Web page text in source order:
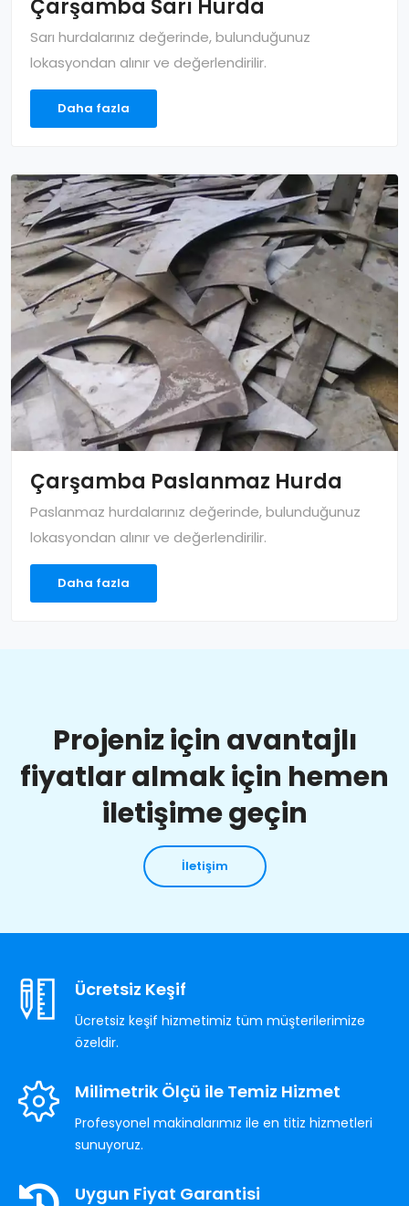
Çarşamba Sarı Hurda
Sarı hurdalarınız değerinde, bulunduğunuz
lokasyondan alınır ve değerlendirilir.
Daha fazla
Çarşamba Paslanmaz Hurda
Paslanmaz hurdalarınız değerinde, bulunduğunuz
lokasyondan alınır ve değerlendirilir.
Daha fazla
Projeniz için avantajlı
fiyatlar almak için hemen
iletişime geçin
İletişim
Ücretsiz Keşif
Ücretsiz keşif hizmetimiz tüm müşterilerimize
özeldir.
Milimetrik Ölçü ile Temiz Hizmet
Profesyonel makinalarımız ile en titiz hizmetleri
sunuyoruz.
Uygun Fiyat Garantisi